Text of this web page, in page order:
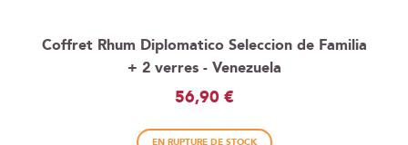
Coffret Rhum Diplomatico Seleccion de Familia
+ 2 verres - Venezuela
56,90 €